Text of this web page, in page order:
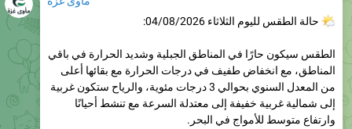
الطقس سيكون حارًا في المناطق الجبلية وشديد الحرارة في باقي
من المعدل السنوي بحوالي 3 درجات مئوية، والرياح ستكون غربية
إلى شمالية غربية خفيفة إلى معتدلة السرعة مع تنشط أحيانًا
وارتفاع متوسط للأمواج في البحر.
1 05:57